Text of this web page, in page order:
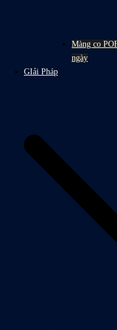
Màng co
ngày
GIải Pháp